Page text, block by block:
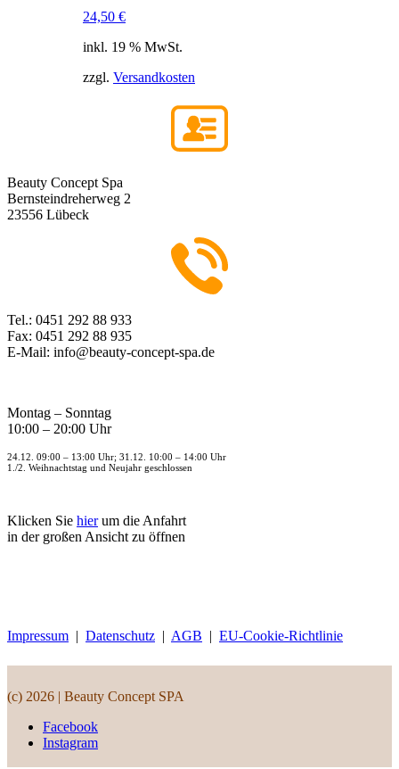
24,50 €
inkl. 19 % MwSt.
zzgl. Versandkosten
Beauty Concept Spa
Bernsteindreherweg 2
23556 Lübeck
Tel.: 0451 292 88 933
Fax: 0451 292 88 935
E-Mail: info@beauty-concept-spa.de
Montag – Sonntag
10:00 – 20:00 Uhr
24.12. 09:00 – 13:00 Uhr; 31.12. 10:00 – 14:00 Uhr
1./2. Weihnachtstag und Neujahr geschlossen
Klicken Sie hierum die Anfahrt
in der großen Ansicht zu öffnen
Impressum | Datenschutz | AGB | EU-Cookie-Richtlinie
(c) 2026 | Beauty Concept SPA
Facebook
Instagram